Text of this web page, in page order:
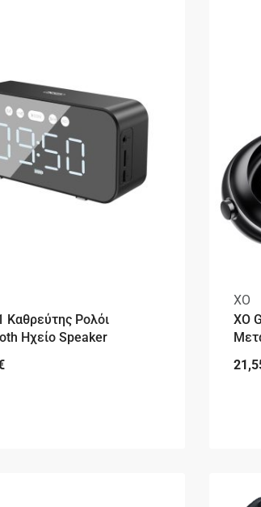
Καθρεύτης Ρολόι
Ηχείο Speaker
XO
XO